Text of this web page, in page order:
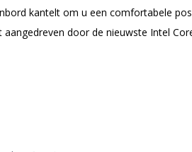
kantelt om u een comfortabele
door de nieuwste Intel
te doorbreken. Het nieuwe ontwerp